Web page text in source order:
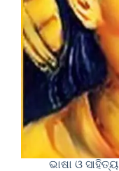
ଭାଷା ଓ ସାହିତ୍ୟ